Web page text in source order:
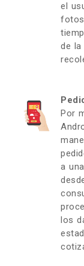
el
de la
Por
a
los